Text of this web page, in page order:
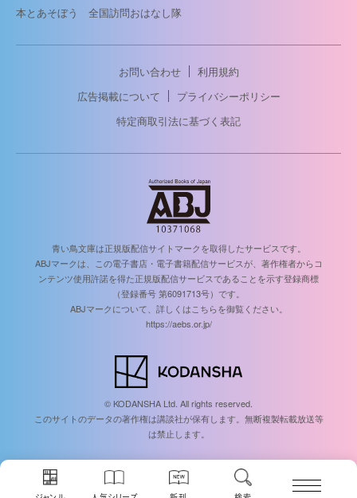
本とあそぼう 全国訪問おはなし隊
お問い合わせ
利用規約
広告掲載について
プライバシーポリシー
特定商取引法に基づく表記
青い鳥文庫は正規版配信サイトマークを取得したサービスです。
ABJマークは、この電子書店・電子書籍配信サービスが、著作権者からコ
ンテンツ使用許諾を得た正規版配信サービスであることを示す登録商標
（登録番号 第6091713号）です。
ABJマークについて、詳しくはこちらを御覧ください。
https://aebs.or.jp/
© KODANSHA Ltd. All rights reserved.
このサイトのデータの著作権は講談社が保有します。無断複製転載放送等
は禁止します。